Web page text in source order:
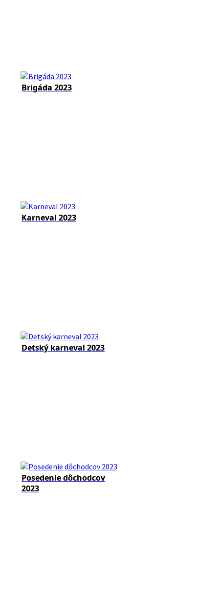
Brigáda 2023
Karneval 2023
Detský karneval 2023
Posedenie dôchodcov
2023